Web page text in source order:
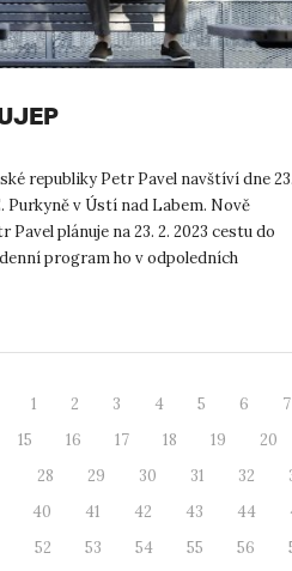
republiky Petr Pavel navštíví dne 23.
Purkyně v Ústí nad Labem. Nově
plánuje na 23. 2. 2023 cestu do
program ho v odpoledních
1 2 3 4 5 6 7
15
16 17 18 19 20
28
29 30 31 32
40
41 42 43 44
52
53 54 55 56